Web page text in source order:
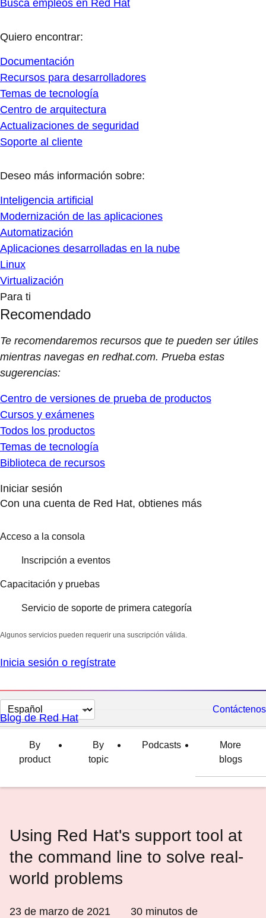
Busca empleos en Red Hat
Quiero encontrar:
Documentación
Recursos para desarrolladores
Temas de tecnología
Centro de arquitectura
Actualizaciones de seguridad
Soporte al cliente
Deseo más información sobre:
Inteligencia artificial
Modernización de las aplicaciones
Automatización
Aplicaciones desarrolladas en la nube
Linux
Virtualización
Para ti
Recomendado
Te recomendaremos recursos que te pueden ser útiles
mientras navegas en redhat.com. Prueba estas
sugerencias:
Centro de versiones de prueba de productos
Cursos y exámenes
Todos los productos
Temas de tecnología
Biblioteca de recursos
Iniciar sesión
Con una cuenta de Red Hat, obtienes más
Acceso a la consola
Inscripción a eventos
Capacitación y pruebas
Servicio de soporte de primera categoría
Algunos servicios pueden requerir una suscripción válida.
Inicia sesión o regístrate
Cambiar
el
idioma
Contáctenos
Blog de Red Hat
By
product
By
topic
Podcasts
More
blogs
Using Red Hat's support tool at
the command line to solve real-
world problems
23 de marzo de 2021 30 minutos de